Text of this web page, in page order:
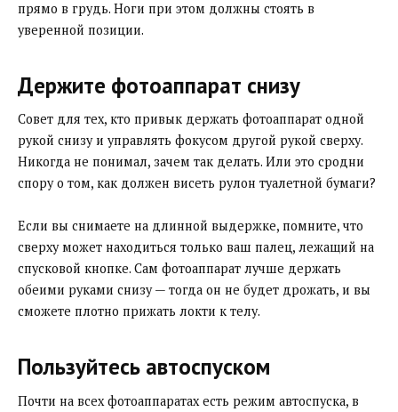
прямо в грудь. Ноги при этом должны стоять в
уверенной позиции.
Держите фотоаппарат снизу
Совет для тех, кто привык держать фотоаппарат одной
рукой снизу и управлять фокусом другой рукой сверху.
Никогда не понимал, зачем так делать. Или это сродни
спору о том, как должен висеть рулон туалетной бумаги?
Если вы снимаете на длинной выдержке, помните, что
сверху может находиться только ваш палец, лежащий на
спусковой кнопке. Сам фотоаппарат лучше держать
обеими руками снизу — тогда он не будет дрожать, и вы
сможете плотно прижать локти к телу.
Пользуйтесь автоспуском
Почти на всех фотоаппаратах есть режим автоспуска, в